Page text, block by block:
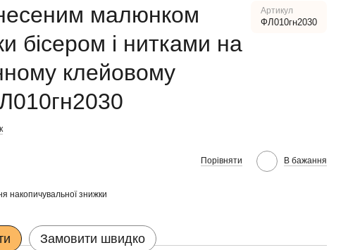
малюнком
бісером і нитками на
клейовому
Артикул
ФЛ010гн2030
Порівняти В бажання
накопичувальної знижки
Замовити швидко